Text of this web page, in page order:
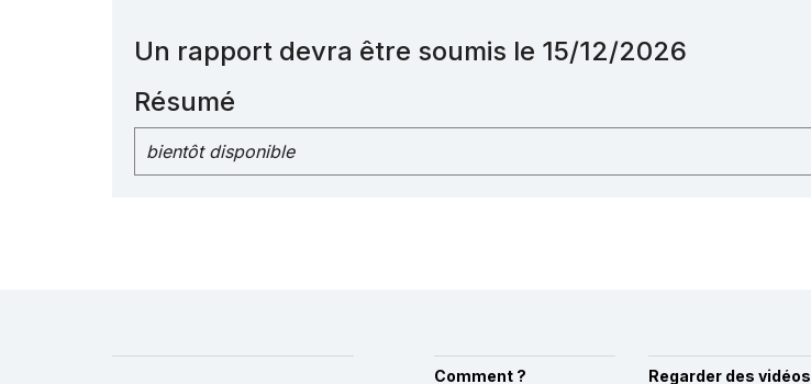
Un rapport devra être soumis le 15/12/2026
Résumé
bientôt disponible
Comment ? Regarder des vidéos